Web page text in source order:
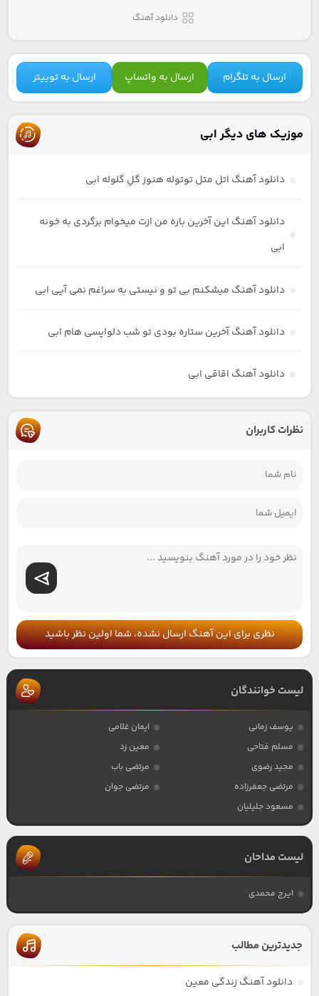
دانلود آهنگ
ارسال به تلگرام ارسال به واتساپ ارسال به توییتر
موزیک های دیگر ابی
دانلود آهنگ اتل متل توتوله هنوز گلِ گلوله ابی
دانلود آهنگ این آخرین باره من ازت میخوام برگردی به خونه
ابی
دانلود آهنگ میشکنم بی تو و نیستی به سراغم نمی آیی ابی
دانلود آهنگ آخرین ستاره بودی تو شب دلواپسی هام ابی
دانلود آهنگ اقاقی ابی
نظرات کاربران
نظری برای این آهنگ ارسال نشده، شما اولین نظر باشید
لیست خوانندگان
یوسف زمانی
ایمان غلامی
مسلم فتاحی
معین زد
مجید رضوی
مرتضی باب
مرتضی جعفرزاده
مرتضی جوان
مسعود جلیلیان
لیست مداحان
ایرج محمدی
جدیدترین مطالب
دانلود آهنگ زندگی معین